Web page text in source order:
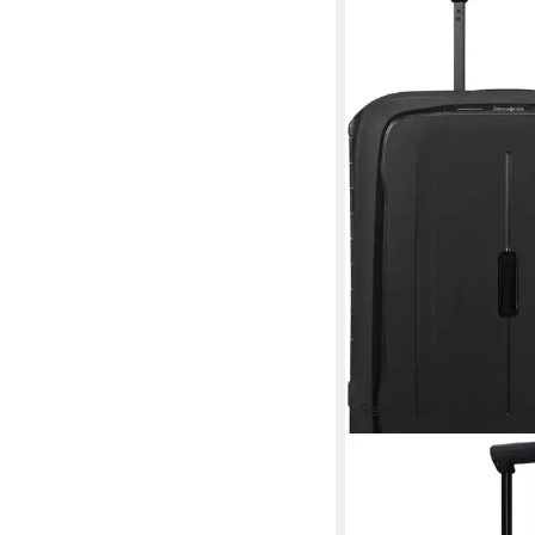
Fast
Hartschalen-Trolley